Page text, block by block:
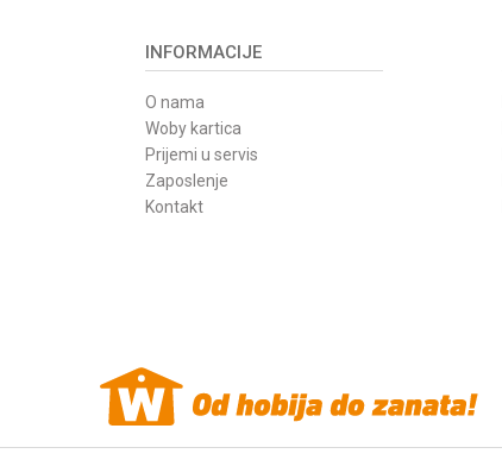
INFORMACIJE
O nama
Woby kartica
Prijemi u servis
Zaposlenje
Kontakt